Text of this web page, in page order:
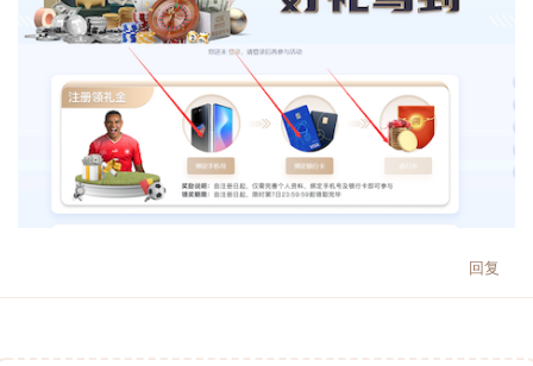
回复